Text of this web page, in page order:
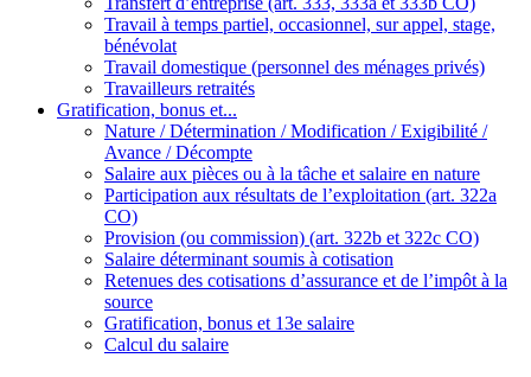
Travail à temps partiel, occasionnel, sur appel, stage,
bénévolat
Travail domestique (personnel des ménages privés)
Travailleurs retraités
Gratification, bonus et...
Nature / Détermination / Modification / Exigibilité /
Avance / Décompte
Salaire aux pièces ou à la tâche et salaire en nature
Participation aux résultats de l’exploitation (art. 322a
CO)
Provision (ou commission) (art. 322b et 322c CO)
Salaire déterminant soumis à cotisation
Retenues des cotisations d’assurance et de l’impôt à la
source
Gratification, bonus et 13e salaire
Calcul du salaire